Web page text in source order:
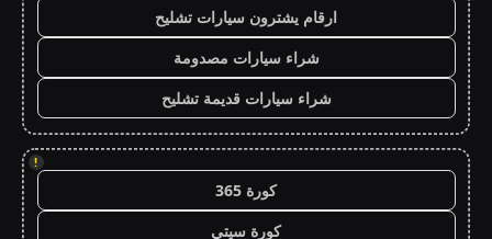
ارقام يشترون سيارات تشليح
شراء سيارات مصدومة
شراء سيارات قديمة تشليح
!
كورة 365
كورة سيتي